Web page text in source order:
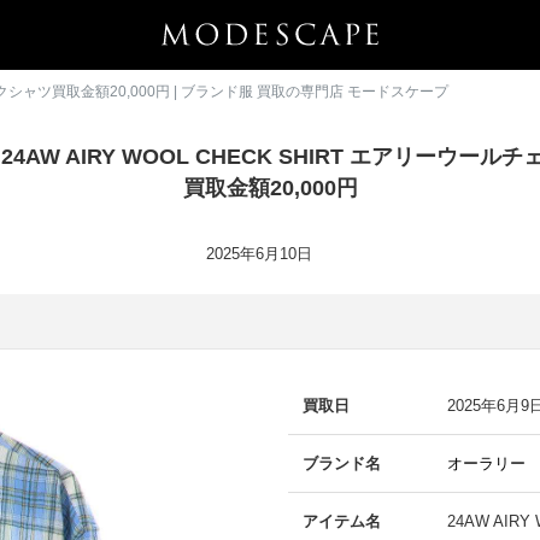
ャツ買取金額20,000円 | ブランド服 買取の専門店 モードスケープ
AIRY WOOL CHECK SHIRT エアリーウールチ
買取金額20,000円
2025年6月10日
買取日 2025年6月9
ブランド名 オーラリー
アイテム名
24AW AIRY